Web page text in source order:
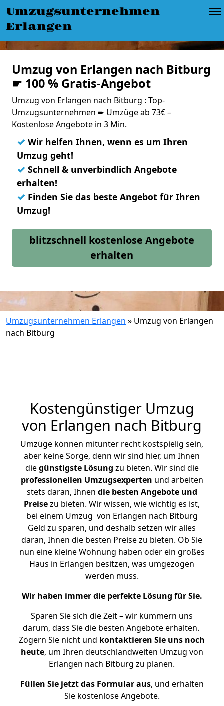
Umzugsunternehmen
Erlangen
Umzug von Erlangen nach Bitburg
☛ 100 % Gratis-Angebot
Umzug von Erlangen nach Bitburg : Top-
Umzugsunternehmen ➨ Umzüge ab 73€ –
Kostenlose Angebote in 3 Min.
✓ Wir helfen Ihnen, wenn es um Ihren
Umzug geht!
✓ Schnell & unverbindlich Angebote
erhalten!
✓ Finden Sie das beste Angebot für Ihren
Umzug!
blitzschnell kostenlose Angebote
erhalten
Umzugsunternehmen Erlangen » Umzug von Erlangen
nach Bitburg
Kostengünstiger Umzug
von Erlangen nach Bitburg
Umzüge können mitunter recht kostspielig sein,
aber keine Sorge, denn wir sind hier, um Ihnen
diegünstigste Lösung zu bieten. Wir sind die
professionellen Umzugsexperten und arbeiten
stets daran, Ihnen die besten Angebote und
Preisezu bieten. Wir wissen, wie wichtig es ist,
bei einem Umzug von Erlangen nach Bitburg
Geld zu sparen, und deshalb setzen wir alles
daran, Ihnen die besten Preise zu bieten. Ob Sie
nun eine kleine Wohnung haben oder ein großes
Haus in Erlangen besitzen, was umgezogen
werden muss.
Wir haben immer die perfekte Lösung für Sie.
Sparen Sie sich die Zeit – wir kümmern uns
darum, dass Sie die besten Angebote erhalten.
Zögern Sie nicht und kontaktieren Sie uns noch
heute, um Ihren deutschlandweiten Umzug von
Erlangen nach Bitburg zu planen.
Füllen Sie jetzt das Formular aus, und erhalten
Sie kostenlose Angebote.